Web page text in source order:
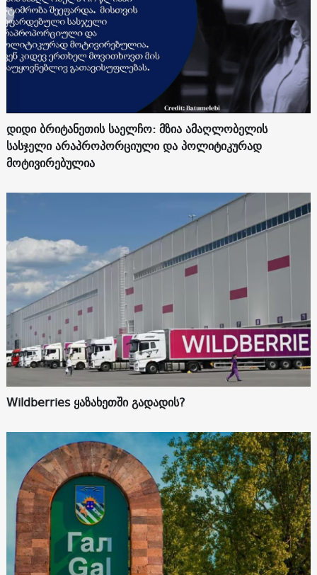
დიდი ბრიტანეთის საელჩო: მზია ამაღლობელის
სასჯელი არაპროპორციული და პოლიტიკურად
მოტივირებულია
Wildberries ყაზახეთში გადადის?